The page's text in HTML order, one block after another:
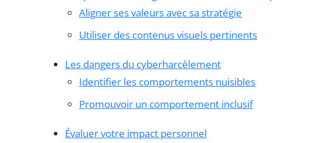
Aligner ses valeurs avec sa stratégie
Utiliser des contenus visuels pertinents
Les dangers du cyberharcèlement
Identifier les comportements nuisibles
Promouvoir un comportement inclusif
Évaluer votre impact personnel